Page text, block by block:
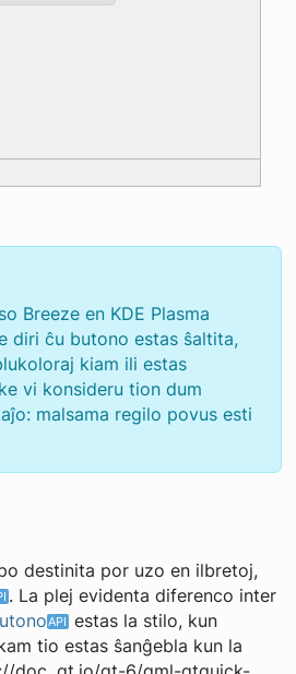
Breeze en KDE Plasma
diri ĉu butono estas ŝaltita,
kiam ili estas
vi konsideru tion dum
malsama regilo povus esti
destinita por uzo en ilbretoj,
. La plej evidenta diferenco inter
estas la stilo, kun
tio estas ŝanĝebla kun la